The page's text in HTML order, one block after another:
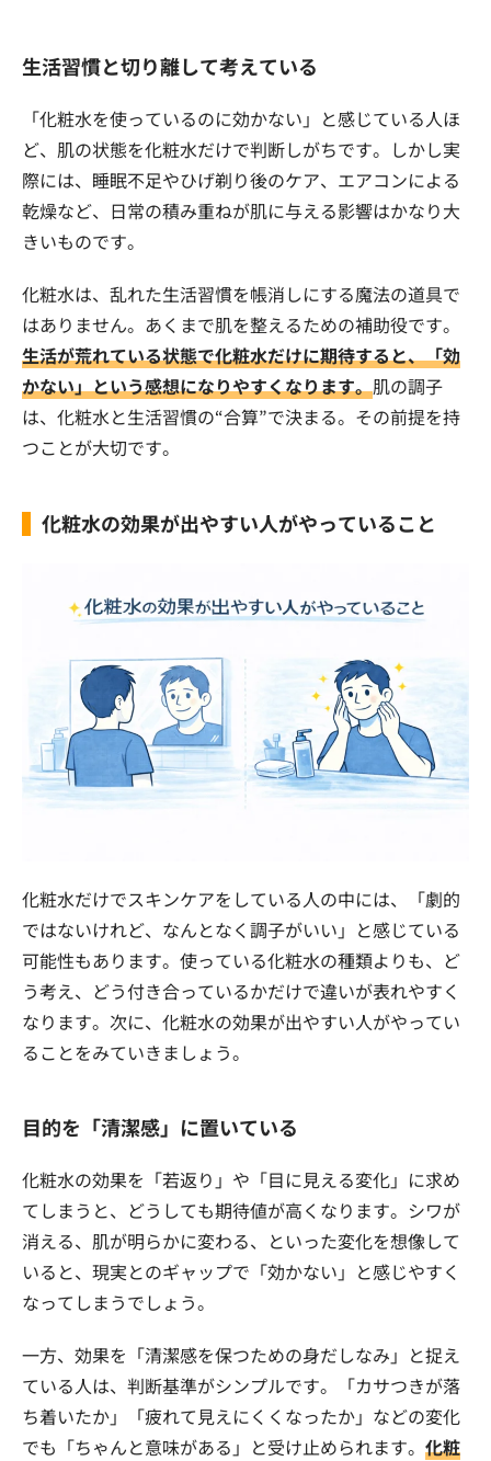
生活習慣と切り離して考えている
「化粧水を使っているのに効かない」と感じている人ほ
ど、肌の状態を化粧水だけで判断しがちです。しかし実
際には、睡眠不足やひげ剃り後のケア、エアコンによる
乾燥など、日常の積み重ねが肌に与える影響はかなり大
きいものです。
化粧水は、乱れた生活習慣を帳消しにする魔法の道具で
はありません。あくまで肌を整えるための補助役です。
生活が荒れている状態で化粧水だけに期待すると、「効
かない」という感想になりやすくなります。肌の調子
は、化粧水と生活習慣の“合算”で決まる。その前提を持
つことが大切です。
化粧水の効果が出やすい人がやっていること
化粧水だけでスキンケアをしている人の中には、「劇的
ではないけれど、なんとなく調子がいい」と感じている
可能性もあります。使っている化粧水の種類よりも、ど
う考え、どう付き合っているかだけで違いが表れやすく
なります。次に、化粧水の効果が出やすい人がやってい
ることをみていきましょう。
目的を「清潔感」に置いている
化粧水の効果を「若返り」や「目に見える変化」に求め
てしまうと、どうしても期待値が高くなります。シワが
消える、肌が明らかに変わる、といった変化を想像して
いると、現実とのギャップで「効かない」と感じやすく
なってしまうでしょう。
一方、効果を「清潔感を保つための身だしなみ」と捉え
ている人は、判断基準がシンプルです。「カサつきが落
ち着いたか」「疲れて見えにくくなったか」などの変化
でも「ちゃんと意味がある」と受け止められます。 化粧